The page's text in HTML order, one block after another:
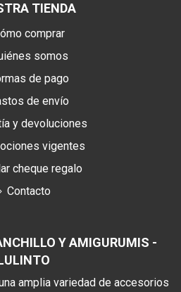
Y AMIGURUMIS -
amplia variedad de accesorios
TIENDA
comprar
somos
de pago
de envío
y devoluciones
vigentes
cheque regalo
Contacto